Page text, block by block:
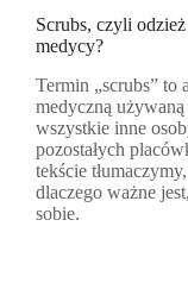
Scrubs, czyli
medycy?
Termin „scrubs” to
medyczną
wszystkie inne
pozostałych
tekście
dlaczego ważne
sobie.